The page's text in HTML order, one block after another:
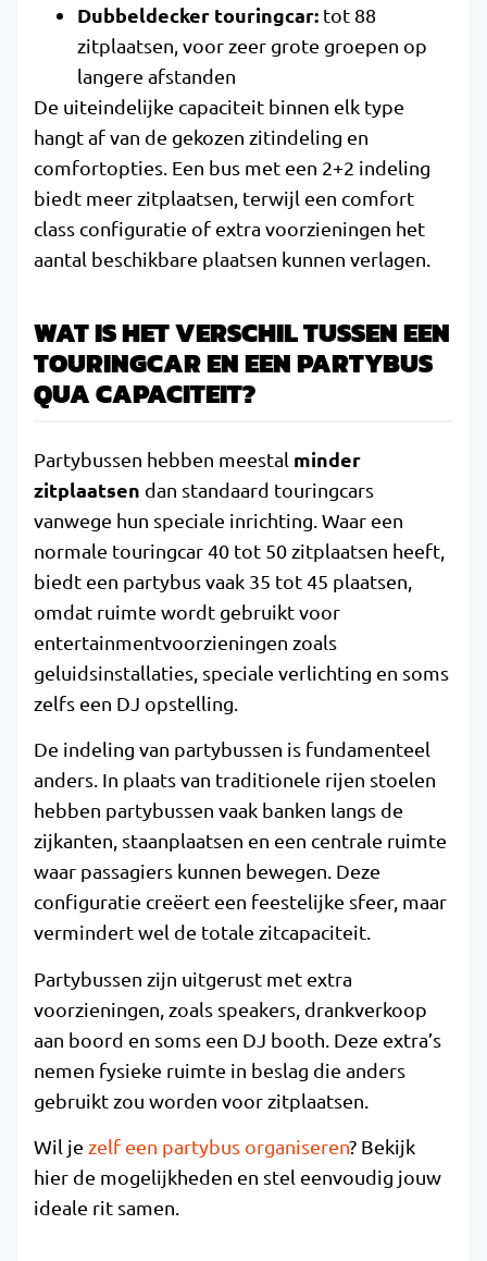
Dubbeldecker touringcar: tot 88
zitplaatsen, voor zeer grote groepen op
langere afstanden
De uiteindelijke capaciteit binnen elk type
hangt af van de gekozen zitindeling en
comfortopties. Een bus met een 2+2 indeling
biedt meer zitplaatsen, terwijl een comfort
class configuratie of extra voorzieningen het
aantal beschikbare plaatsen kunnen verlagen.
WAT IS HET VERSCHIL TUSSEN EEN
TOURINGCAR EN EEN PARTYBUS
QUA CAPACITEIT?
Partybussen hebben meestal minder
zitplaatsen dan standaard touringcars
vanwege hun speciale inrichting. Waar een
normale touringcar 40 tot 50 zitplaatsen heeft,
biedt een partybus vaak 35 tot 45 plaatsen,
omdat ruimte wordt gebruikt voor
entertainmentvoorzieningen zoals
geluidsinstallaties, speciale verlichting en soms
zelfs een DJ opstelling.
De indeling van partybussen is fundamenteel
anders. In plaats van traditionele rijen stoelen
hebben partybussen vaak banken langs de
zijkanten, staanplaatsen en een centrale ruimte
waar passagiers kunnen bewegen. Deze
configuratie creëert een feestelijke sfeer, maar
vermindert wel de totale zitcapaciteit.
Partybussen zijn uitgerust met extra
voorzieningen, zoals speakers, drankverkoop
aan boord en soms een DJ booth. Deze extra’s
nemen fysieke ruimte in beslag die anders
gebruikt zou worden voor zitplaatsen.
Wil je zelf een partybus organiseren? Bekijk
hier de mogelijkheden en stel eenvoudig jouw
ideale rit samen.